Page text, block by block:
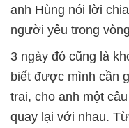
anh Hùng nói lời
người yêu trong
3 ngày đó cũng là
biết được mình cần
trai, cho anh một
quay lại với nhau.